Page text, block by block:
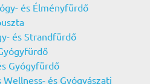
és Élményfürdő
és Strandfürdő
Gyógyfürdő
és Gyógyászati